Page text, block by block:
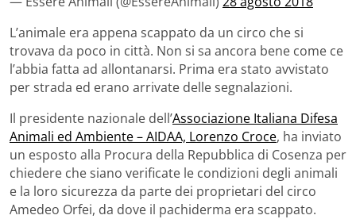
L’animale era appena scappato da un circo che si
trovava da poco in città. Non si sa ancora bene come ce
l’abbia fatta ad allontanarsi. Prima era stato avvistato
per strada ed erano arrivate delle segnalazioni.
Il presidente nazionale dell’Associazione Italiana Difesa
Animali ed Ambiente – AIDAA, Lorenzo Croce, ha inviato
un esposto alla Procura della Repubblica di Cosenza per
chiedere che siano verificate le condizioni degli animali
e la loro sicurezza da parte dei proprietari del circo
Amedeo Orfei, da dove il pachiderma era scappato.